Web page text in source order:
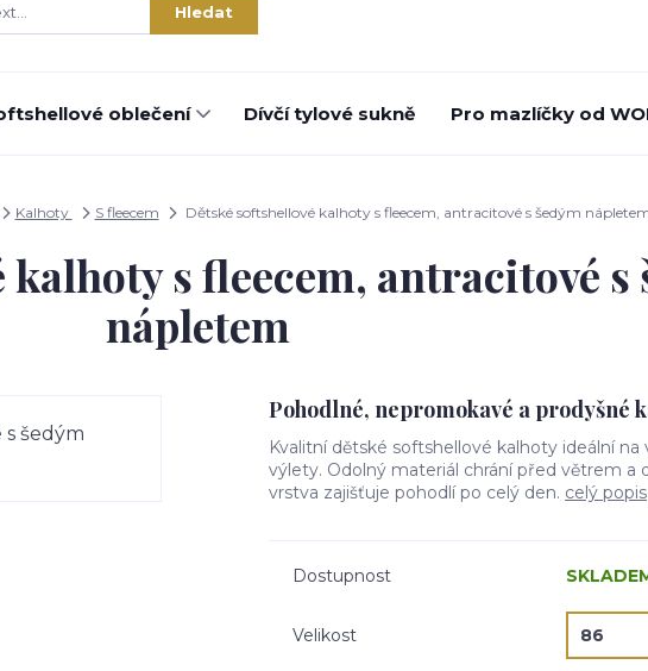
Hledat
oblečení Dívčí tylové sukně Pro mazlíčky od
Kalhoty S fleecem Dětské softshellové kalhoty s fleecem, antracitové s šedým
s fleecem, antracitové s
nápletem
Pohodlné, nepromokavé a prodyšné
Kvalitní dětské softshellové kalhoty ideální na
výlety. Odolný materiál chrání před větrem
vrstva zajišťuje pohodlí po celý den. celý popis
Dostupnost
Velikost